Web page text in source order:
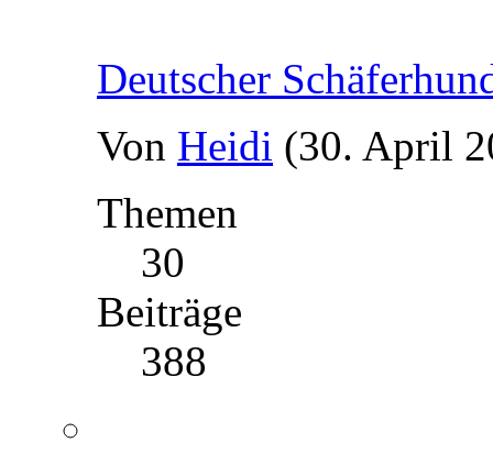
Deutscher
Von Heidi (30. April
Themen
30
Beiträge
388